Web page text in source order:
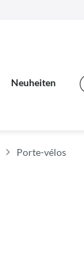
Neuheiten
Porte-vélos